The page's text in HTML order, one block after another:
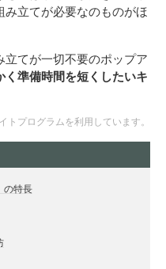
立てが必要なのものがほ
てが一切不要のポップア
く準備時間を短くしたいキ
トプログラムを利用しています。
の特長